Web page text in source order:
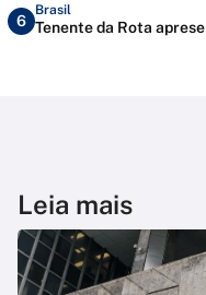
6
Brasil
Tenente da Rota
Leia mais